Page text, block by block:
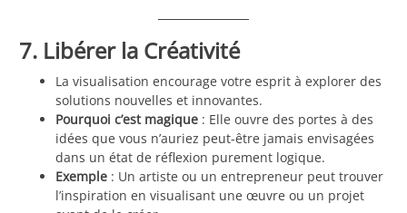
7. Libérer la Créativité
La visualisation encourage votre esprit à explorer des
solutions nouvelles et innovantes.
Pourquoi c’est magique : Elle ouvre des portes à des
idées que vous n’auriez peut-être jamais envisagées
dans un état de réflexion purement logique.
Exemple : Un artiste ou un entrepreneur peut trouver
l’inspiration en visualisant une œuvre ou un projet